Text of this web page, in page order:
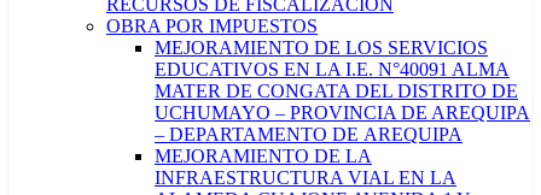
RECURSOS DE FISCALIZACIÓN
OBRA POR IMPUESTOS
MEJORAMIENTO DE LOS SERVICIOS
EDUCATIVOS EN LA I.E. N°40091 ALMA
MATER DE CONGATA DEL DISTRITO DE
UCHUMAYO – PROVINCIA DE AREQUIPA
– DEPARTAMENTO DE AREQUIPA
MEJORAMIENTO DE LA
INFRAESTRUCTURA VIAL EN LA